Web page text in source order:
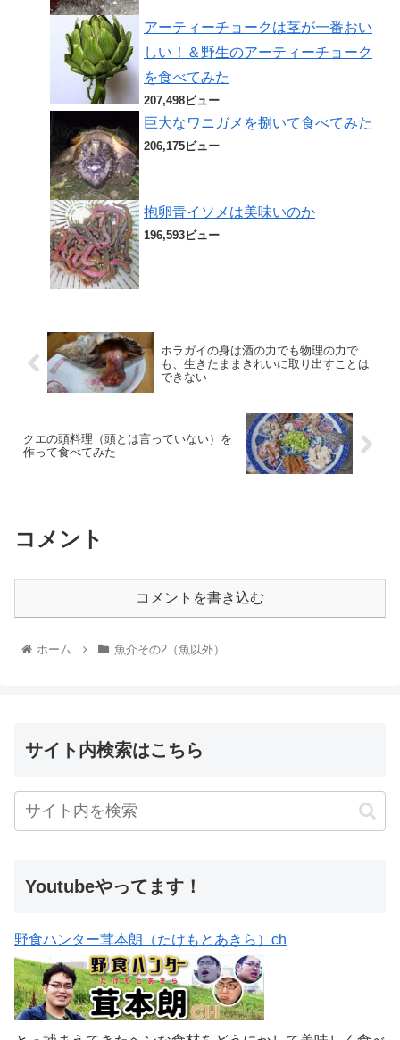
アーティーチョークは茎が一番おい
しい！＆野生のアーティーチョーク
を食べてみた
207,498ビュー
巨大なワニガメを捌いて食べてみた
206,175ビュー
抱卵青イソメは美味いのか
196,593ビュー
ホラガイの身は酒の力でも物理の力で
も、生きたままきれいに取り出すことは
できない
クエの頭料理（頭とは言っていない）を
作って食べてみた
コメント
コメントを書き込む
ホーム 魚介その2（魚以外）
サイト内検索はこちら
Youtubeやってます！
野食ハンター茸本朗（たけもとあきら）ch